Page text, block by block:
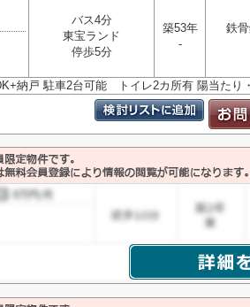
バス4分
東宝ランド
停歩5分
築53年
-
鉄
納戸 駐車2台可能 トイレ2カ所有 陽当たり